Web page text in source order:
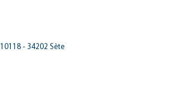
- 34202 Sète